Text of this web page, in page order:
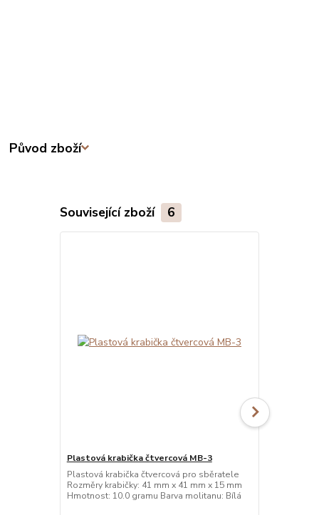
Původ zboží
Související zboží 6
Plastová krabička čtvercová MB-3
Plastová krabička čtvercová pro sběratele
Rozměry krabičky: 41 mm x 41 mm x 15 mm
Hmotnost: 10.0 gramu Barva molitanu: Bílá